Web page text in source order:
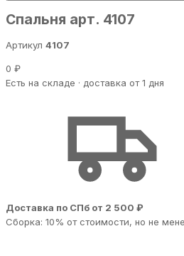
Спальня арт. 4107
Артикул 4107
0 ₽
Есть на складе · доставка от 1 дня
Доставка по СПб от 2 500 ₽
Сборка: 10% от стоимости, но не